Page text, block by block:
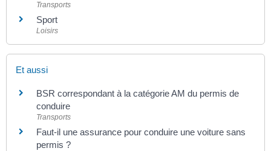
Transports
Sport
Loisirs
Et aussi
BSR correspondant à la catégorie AM du permis de
conduire
Transports
Faut-il une assurance pour conduire une voiture sans
permis ?